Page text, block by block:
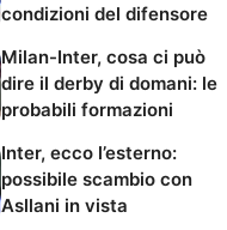
condizioni del difensore
Milan-Inter, cosa ci può
dire il derby di domani: le
probabili formazioni
Inter, ecco l’esterno:
possibile scambio con
Asllani in vista